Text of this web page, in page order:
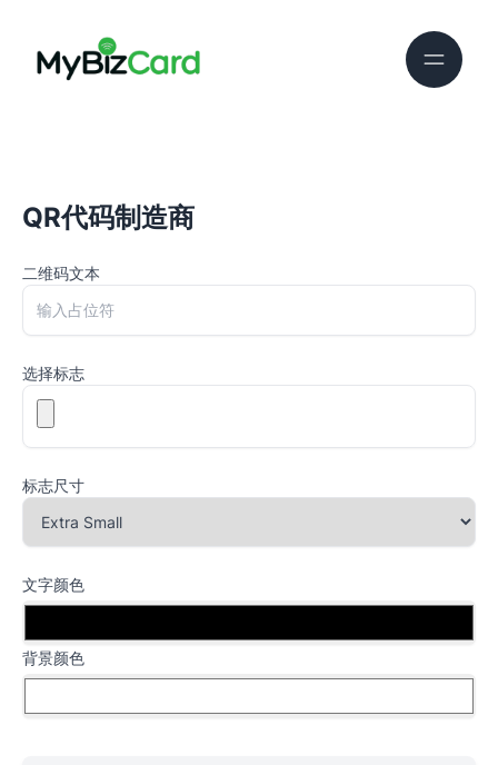
QR代码制造商
二维码文本
选择标志
标志尺寸
文字颜色
背景颜色